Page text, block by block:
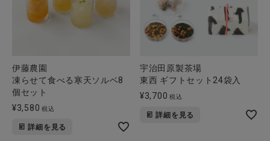
伊藤農園
凍らせて食べる寒天ソルベ8
個セット
¥3,580 税込
詳細を見る
宇治田原製茶場
東西 ギフトセット24袋入
¥3,700 税込
詳細を見る